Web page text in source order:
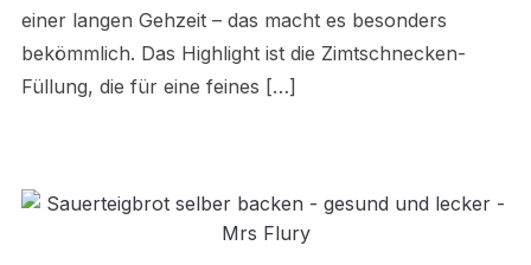
einer langen Gehzeit – das macht es besonders
bekömmlich. Das Highlight ist die Zimtschnecken-
Füllung, die für eine feines […]